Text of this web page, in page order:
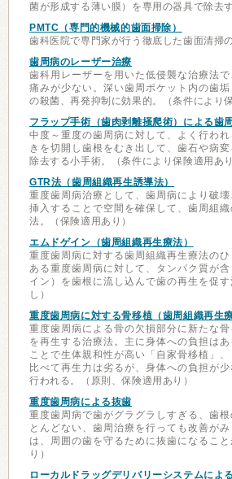
菌が形成する薄い膜）を専用の器具で除去
PMTC（専門的機械的歯面掃除）
歯科医院で専門家が行う徹底した歯面清掃の
歯周病のレーザー治療
歯科用レーザーを用いた低侵襲な治療法
痛みが少ない。深い歯周ポケット内の歯
の殺菌、再発抑制に効果的。（条件により
フラップ手術（歯肉剥離掻爬術）による歯
中度～重度の歯周病に対して、よく行わ
きを切開し歯根をむき出して、歯石や病
除去する小手術。（条件により保険適用あり
GTR法（歯周組織再生誘導法）
重度歯周病治療として、歯周病により破
挿入することで空間を確保して、歯周組
法。（保険適用あり）
エムドゲイン（歯周組織再生療法）
重度歯周病に対する歯周組織再生療法の
ある重度歯周病に対して、タンパク質が
イン）を歯根に流し込んで歯の再生を促
し）
重度歯周病に対する骨移植（歯周組織再生療
重度歯周病による骨の欠損部分に新たな
を再生する治療法。主に身体への負担は
ことで生体親和性が高い「自家骨移植」
比べて再生力は劣るが、身体への負担が
行われる。（原則、保険適用あり）
重度歯周病による抜歯
重度歯周病で歯がグラグラしすぎる、歯
とんどない、歯周治療を行っても改善が
は、周囲の歯を守るために抜歯になるこ
り）
ローカルドラッグデリバリーシステムによ